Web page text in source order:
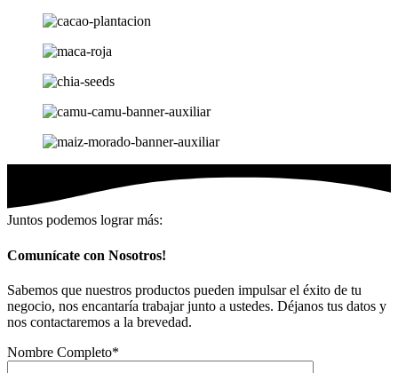
Juntos podemos lograr más:
Comunícate con Nosotros!
Sabemos que nuestros productos pueden impulsar el éxito de tu
negocio, nos encantaría trabajar junto a ustedes. Déjanos tus datos y
nos contactaremos a la brevedad.
Nombre Completo*